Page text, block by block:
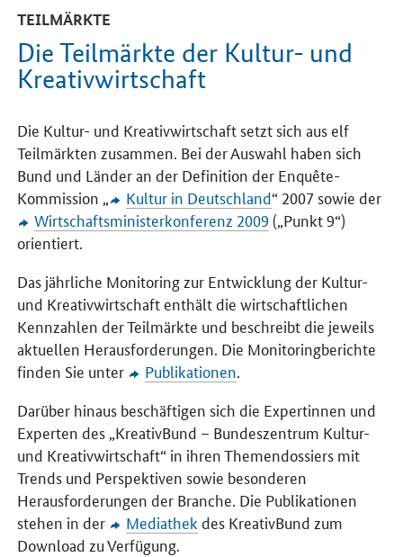
TEILMÄRKTE
Die Teilmärkte der Kultur- und
Kreativwirtschaft
Die Kultur- und Kreativwirtschaft setzt sich aus elf
Teilmärkten zusammen. Bei der Auswahl haben sich
Bund und Länder an der Definition der Enquête-
Kommission „
Kultur in Deutschland“ 2007 sowie der
Wirtschaftsministerkonferenz 2009(„Punkt 9“)
orientiert.
Das jährliche Monitoring zur Entwicklung der Kultur-
und Kreativwirtschaft enthält die wirtschaftlichen
Kennzahlen der Teilmärkte und beschreibt die jeweils
aktuellen Herausforderungen. Die Monitoringberichte
finden Sie unter
Publikationen.
Darüber hinaus beschäftigen sich die Expertinnen und
Experten des „KreativBund – Bundeszentrum Kultur-
und Kreativwirtschaft“ in ihren Themendossiers mit
Trends und Perspektiven sowie besonderen
Herausforderungen der Branche. Die Publikationen
stehen in der
Mediathek des KreativBund zum
Download zu Verfügung.